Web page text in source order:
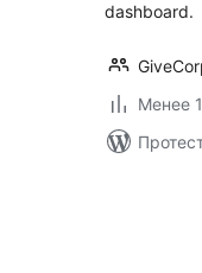
dashboard.
Менее